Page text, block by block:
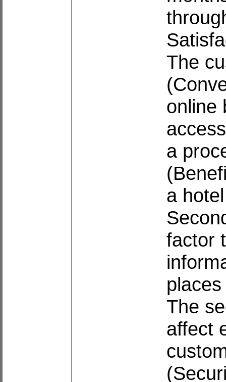
The
online
a
a
factor
The
affect